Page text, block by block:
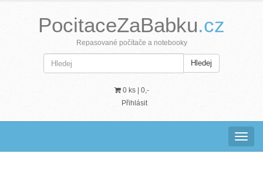
PocitaceZaBabku.cz
Repasované počítače a notebooky
Hledej
0 ks | 0,-
Přihlásit